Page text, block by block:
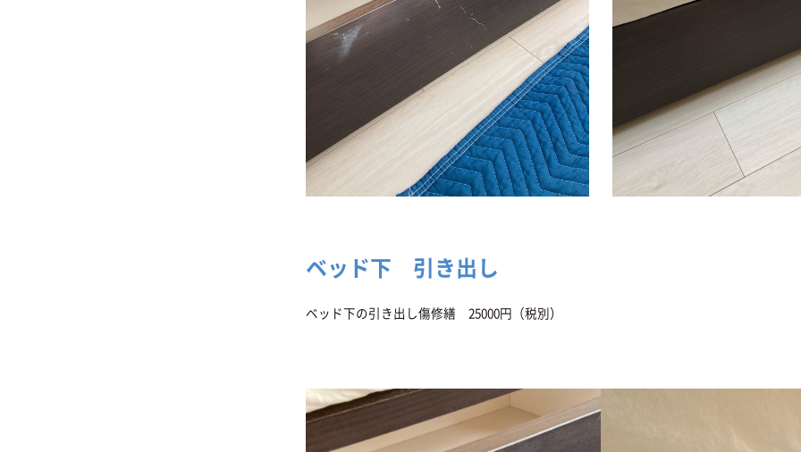
ベッド下 引き出し
ベッド下の引き出し傷修繕 25000円（税別）